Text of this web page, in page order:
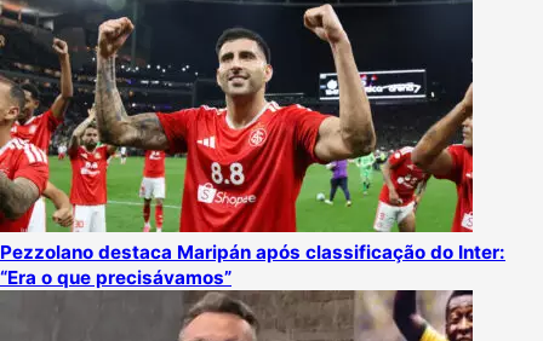
Pezzolano destaca Maripán após classificação do Inter:
“Era o que precisávamos”